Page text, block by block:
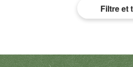
Filtre et